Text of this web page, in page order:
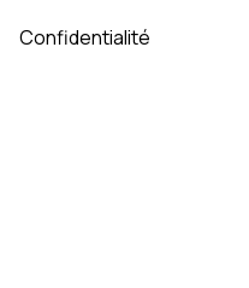
Confidentialité